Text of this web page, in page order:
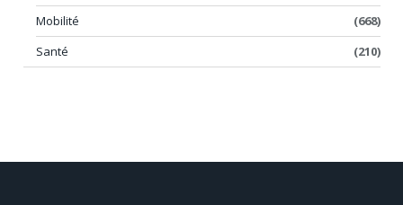
Mobilité
(668)
Santé
(210)